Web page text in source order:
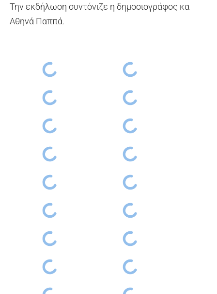
Την εκδήλωση συντόνιζε η δημοσιογράφος κα
Αθηνά Παππά.